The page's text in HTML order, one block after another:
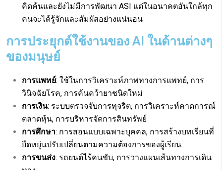
คิดค้นและยังไม่มีการพัฒนา ASI แต่ในอนาคตอันใกล้ทุก
คนจะได้รู้จักและสัมผัสอย่างแน่นอน
การประยุกต์ใช้งานของ AI ในด้านต่างๆ
ของมนุษย์
การแพทย์: ใช้ในการวิเคราะห์ภาพทางการแพทย์, การ
วินิจฉัยโรค, การค้นคว้ายาชนิดใหม่
การเงิน: ระบบตรวจจับการทุจริต, การวิเคราะห์คาดการณ์
ตลาดหุ้น, การบริหารจัดการสินทรัพย์
การศึกษา: การสอนแบบเฉพาะบุคคล, การสร้างบทเรียนที่
ยืดหยุ่นปรับเปลี่ยนตามความต้องการของผู้เรียน
การขนส่ง: รถยนต์ไร้คนขับ, การวางแผนเส้นทางการเดิน